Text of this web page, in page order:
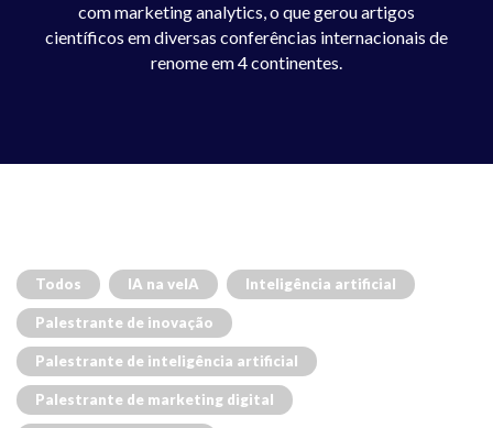
com marketing analytics, o que gerou artigos
científicos em diversas conferências internacionais de
renome em 4 continentes.
Todos IA na veIA Inteligência artificial
Palestrante de inovação
Palestrante de inteligência artificial
Palestrante de marketing digital